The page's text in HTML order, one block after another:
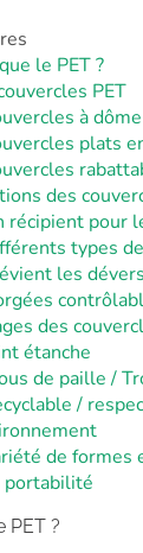
le PET ?
PET
à
plats
des
récipient pour
types
les
des
étanche
de paille /
/
de formes
portabilité
PET ?